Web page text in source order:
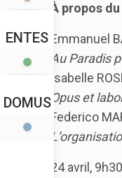
ENTES
DOMUS
À propos
Emmanuel
Au Paradis
Isabelle
Opus et
Federico
24 avril,